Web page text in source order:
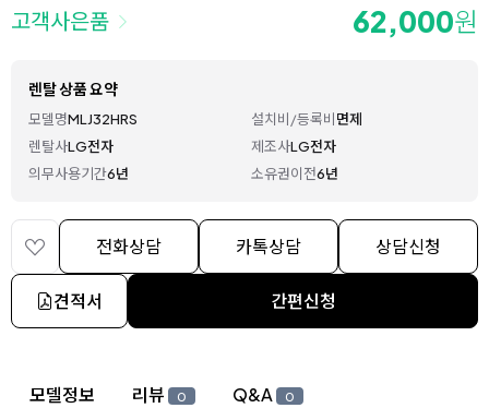
고객사은품 62,000원
렌탈 상품 요약
모델명MLJ32HRS 설치비/등록비면제
렌탈사LG전자 제조사LG전자
의무사용기간6년 소유권이전6년
전화상담 카톡상담 상담신청
견적서 간편신청
상세 정보
모델정보 리뷰 0 Q&A 0